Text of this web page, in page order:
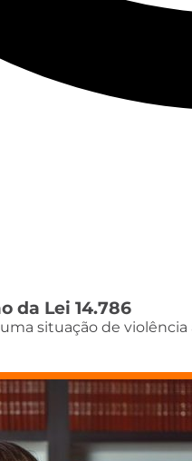
da Lei 14.786
situação de